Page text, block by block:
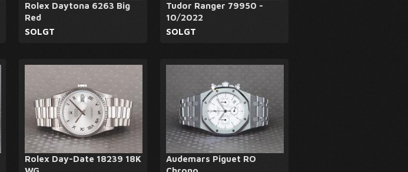
Rolex Daytona 6263 Big
Red
SOLGT
Tudor Ranger 79950 -
10/2022
SOLGT
Rolex Day-Date 18239 18K
Audemars Piguet RO